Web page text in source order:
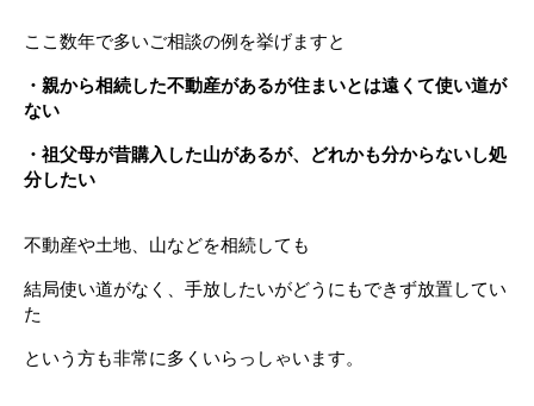
ここ数年で多いご相談の例を挙げますと
・親から相続した不動産があるが住まいとは遠くて使い道が
ない
・祖父母が昔購入した山があるが、どれかも分からないし処
分したい
不動産や土地、山などを相続しても
結局使い道がなく、手放したいがどうにもできず放置してい
た
という方も非常に多くいらっしゃいます。